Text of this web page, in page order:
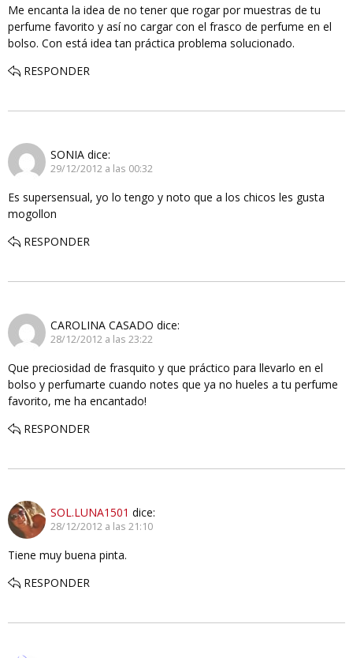
Me encanta la idea de no tener que rogar por muestras de tu
perfume favorito y así no cargar con el frasco de perfume en el
bolso. Con está idea tan práctica problema solucionado.
RESPONDER
SONIA dice:
29/12/2012 a las 00:32
Es supersensual, yo lo tengo y noto que a los chicos les gusta
mogollon
RESPONDER
CAROLINA CASADO dice:
28/12/2012 a las 23:22
Que preciosidad de frasquito y que práctico para llevarlo en el
bolso y perfumarte cuando notes que ya no hueles a tu perfume
favorito, me ha encantado!
RESPONDER
SOL.LUNA1501 dice:
28/12/2012 a las 21:10
Tiene muy buena pinta.
RESPONDER